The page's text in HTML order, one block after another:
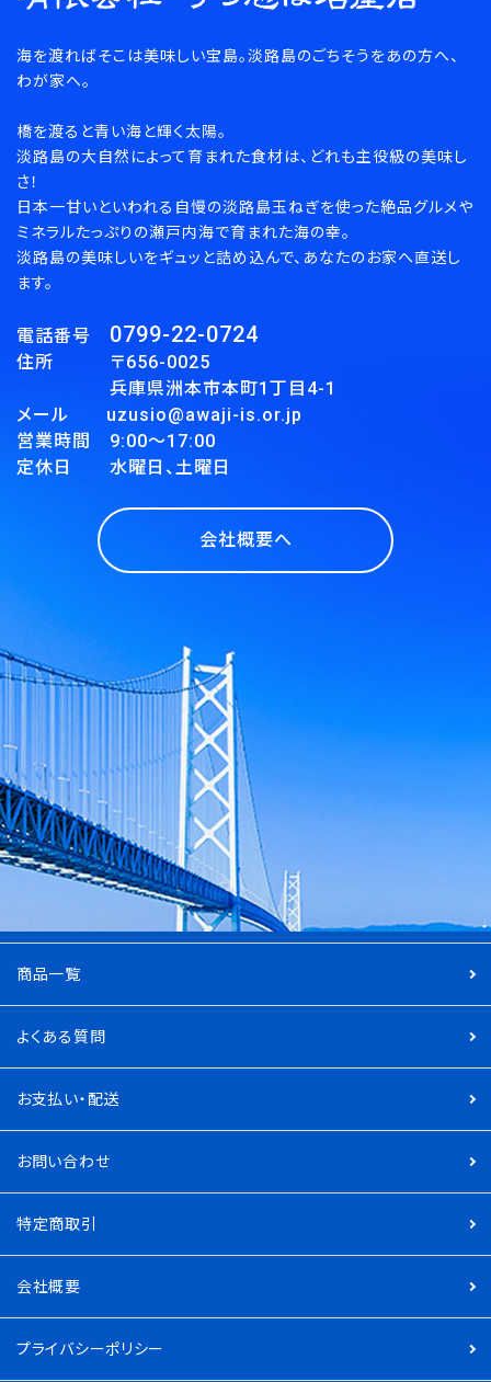
海を渡ればそこは美味しい宝島。淡路島のごちそうをあの方へ、
わが家へ。
橋を渡ると青い海と輝く太陽。
淡路島の大自然によって育まれた食材は、どれも主役級の美味し
さ！
日本一甘いといわれる自慢の淡路島玉ねぎを使った絶品グルメや
ミネラルたっぷりの瀬戸内海で育まれた海の幸。
淡路島の美味しいをギュッと詰め込んで、あなたのお家へ直送し
ます。
電話番号 0799-22-0724
住所 〒656-0025
兵庫県洲本市本町1丁目4-1
メール uzusio@awaji-is.or.jp
営業時間 9:00～17:00
定休日 水曜日、土曜日
会社概要へ
商品一覧
よくある質問
お支払い・配送
お問い合わせ
特定商取引
会社概要
プライバシーポリシー